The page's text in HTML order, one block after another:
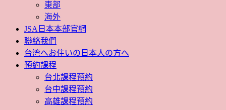
東部
海外
JSA日本本部官網
聯絡我們
台湾へお住いの日本人の方へ
預約課程
台北課程預約
台中課程預約
高雄課程預約